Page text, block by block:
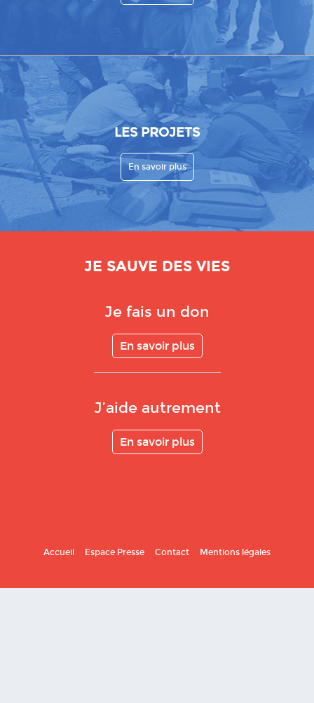
LES PROJETS
En savoir plus
JE SAUVE DES VIES
Je fais un don
En savoir plus
J’aide autrement
En savoir plus
Accueil Espace Presse Contact Mentions légales